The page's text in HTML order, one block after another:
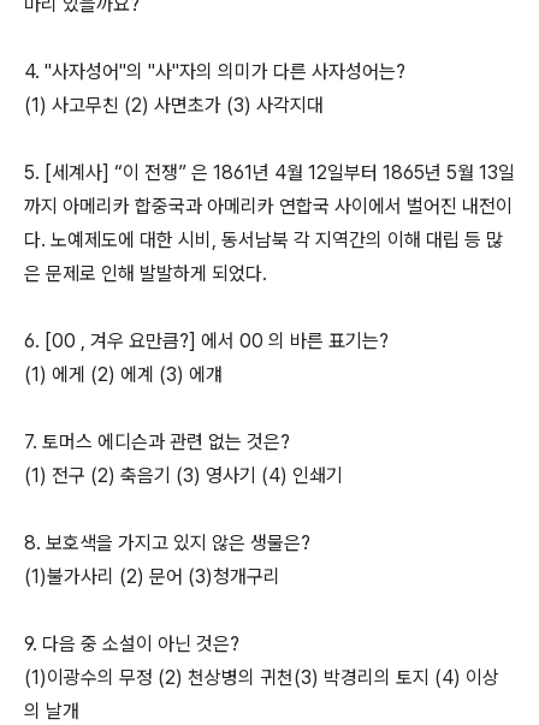
4. "사자성어"의 "사"자의 의미가 다른 사자성어는?
(1) 사고무친 (2) 사면초가 (3) 사각지대
5. [세계사] “이 전쟁” 은 1861년 4월 12일부터 1865년 5월 13일
까지 아메리카 합중국과 아메리카 연합국 사이에서 벌어진 내전이
다. 노예제도에 대한 시비, 동서남북 각 지역간의 이해 대립 등 많
은 문제로 인해 발발하게 되었다.
6. [00 , 겨우 요만큼?] 에서 00 의 바른 표기는?
(1) 에게 (2) 에계 (3) 에걔
7. 토머스 에디슨과 관련 없는 것은?
(1) 전구 (2) 축음기 (3) 영사기 (4) 인쇄기
8. 보호색을 가지고 있지 않은 생물은?
(1)불가사리 (2) 문어 (3)청개구리
9. 다음 중 소설이 아닌 것은?
(1)이광수의 무정 (2) 천상병의 귀천(3) 박경리의 토지 (4) 이상
의 날개